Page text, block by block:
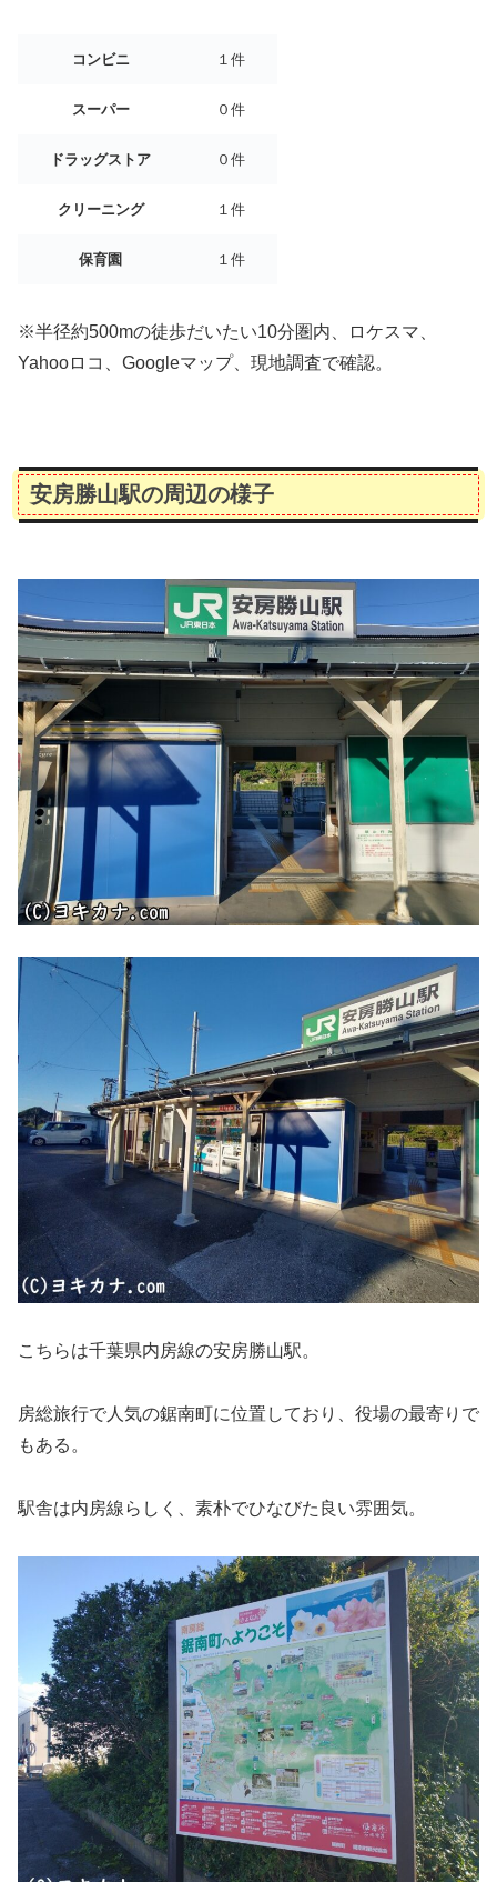
コンビニ １件
スーパー ０件
ドラッグストア ０件
クリーニング １件
保育園 １件
※半径約500mの徒歩だいたい10分圏内、ロケスマ、
Yahooロコ、Googleマップ、現地調査で確認。
安房勝山駅の周辺の様子
こちらは千葉県内房線の安房勝山駅。
房総旅行で人気の鋸南町に位置しており、役場の最寄りで
もある。
駅舎は内房線らしく、素朴でひなびた良い雰囲気。